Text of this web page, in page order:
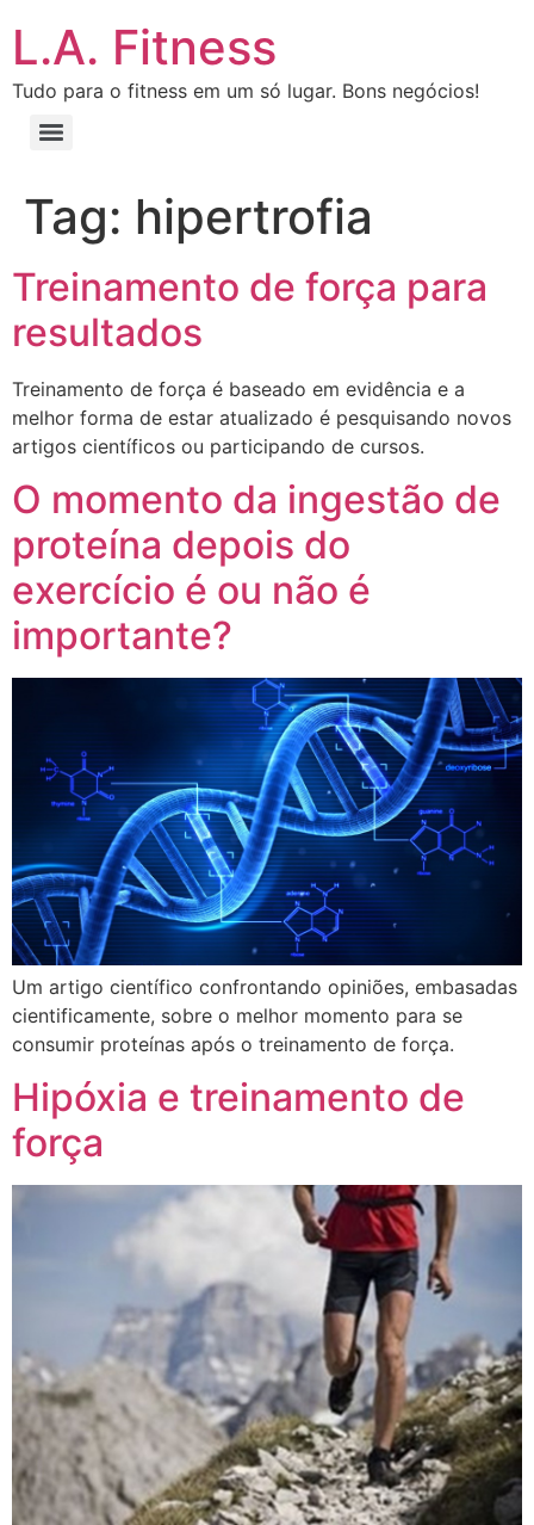
L.A. Fitness
Tudo para o fitness em um só lugar. Bons negócios!
Tag: hipertrofia
Treinamento de força para
resultados
Treinamento de força é baseado em evidência e a
melhor forma de estar atualizado é pesquisando novos
artigos científicos ou participando de cursos.
O momento da ingestão de
proteína depois do
exercício é ou não é
importante?
Um artigo científico confrontando opiniões, embasadas
cientificamente, sobre o melhor momento para se
consumir proteínas após o treinamento de força.
Hipóxia e treinamento de
força